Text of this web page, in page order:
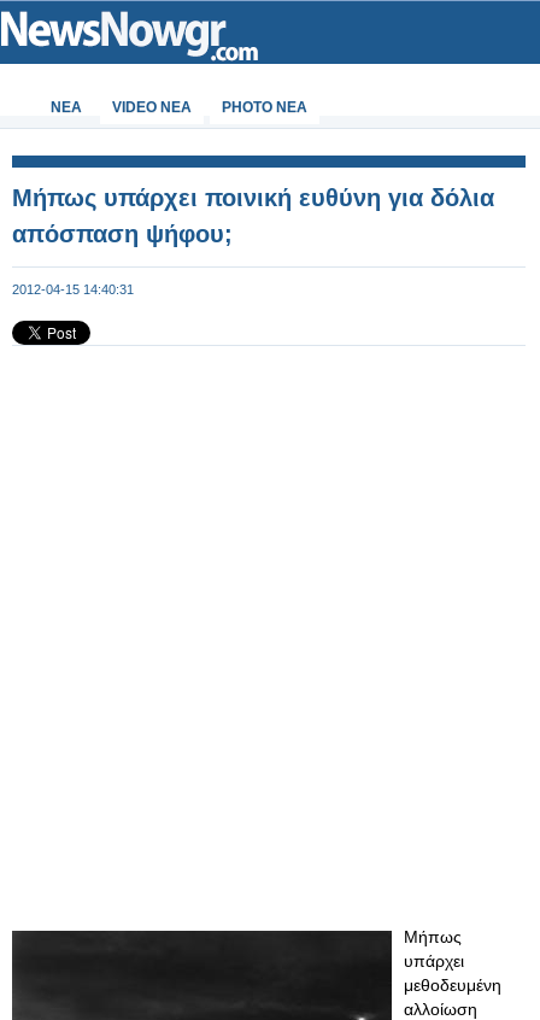
ΝΕΑ VIDEO NEA PHOTO NEA
Μήπως υπάρχει ποινική ευθύνη για δόλια
απόσπαση ψήφου;
2012-04-15 14:40:31
Μήπως
υπάρχει
μεθοδευμένη
αλλοίωση